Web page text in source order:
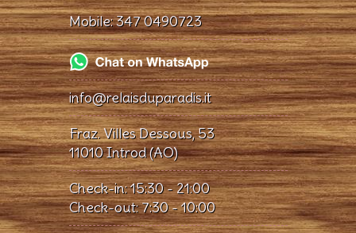
Mobile:347 0490723
info@relaisduparadis.it
Fraz. Villes Dessous, 53
11010 Introd (AO)
Check-in: 15:30 - 21:00
Check-out: 7:30 - 10:00